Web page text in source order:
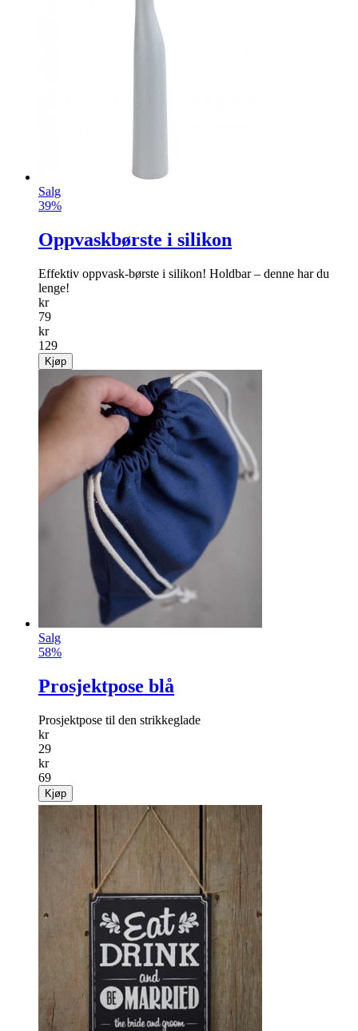
Salg
39%
Oppvaskbørste i silikon
Effektiv oppvask-børste i silikon! Holdbar – denne har du
lenge!
kr
79
kr
129
Kjøp
Salg
58%
Prosjektpose blå
Prosjektpose til den strikkeglade
kr
29
kr
69
Kjøp